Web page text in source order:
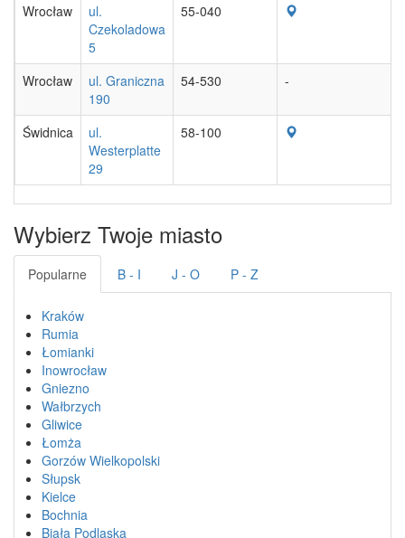
Wrocław
ul.
Czekoladowa
5
55-040
Wrocław
ul. Graniczna
190
54-530 -
Świdnica
ul.
Westerplatte
29
58-100
Wybierz Twoje miasto
Popularne B - I J - O P - Z
Kraków
Rumia
Łomianki
Inowrocław
Gniezno
Wałbrzych
Gliwice
Łomża
Gorzów Wielkopolski
Słupsk
Kielce
Bochnia
Biała Podlaska